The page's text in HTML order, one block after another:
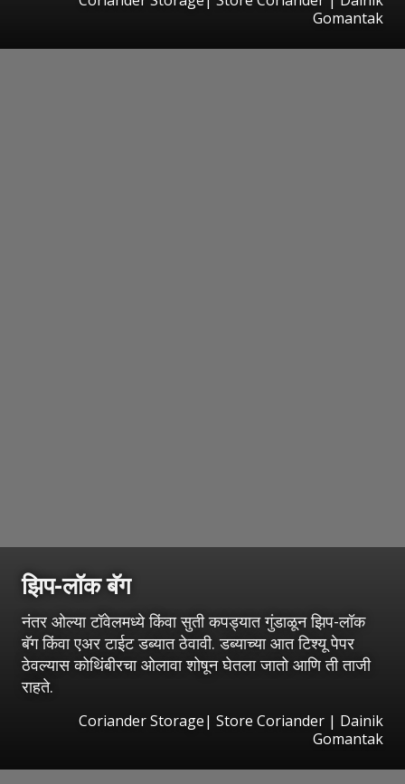
Gomantak
झिप-लॉक बॅग
नंतर ओल्या टॉवेलमध्ये किंवा सुती कपड्यात गुंडाळून झिप-लॉक
बॅग किंवा एअर टाईट डब्यात ठेवावी. डब्याच्या आत टिश्यू पेपर
ठेवल्यास कोथिंबीरचा ओलावा शोषून घेतला जातो आणि ती ताजी
राहते.
Coriander Storage| Store Coriander | Dainik
Gomantak